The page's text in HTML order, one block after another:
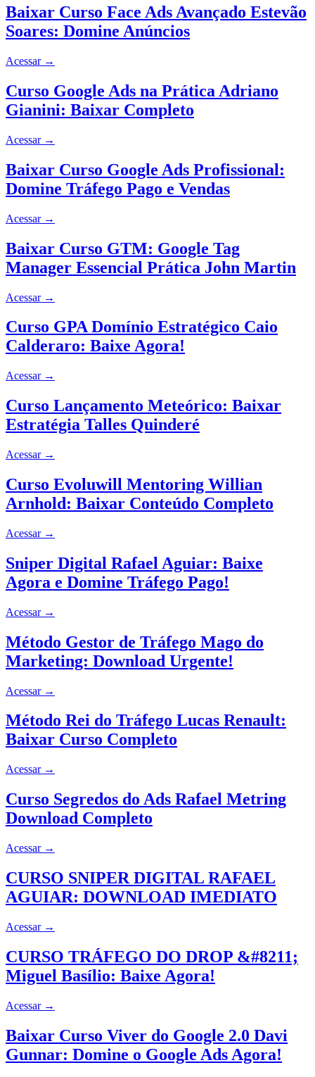
Baixar Curso Face Ads Avançado Estevão
Soares: Domine Anúncios
Acessar →
Curso Google Ads na Prática Adriano
Gianini: Baixar Completo
Acessar →
Baixar Curso Google Ads Profissional:
Domine Tráfego Pago e Vendas
Acessar →
Baixar Curso GTM: Google Tag
Manager Essencial Prática John Martin
Acessar →
Curso GPA Domínio Estratégico Caio
Calderaro: Baixe Agora!
Acessar →
Curso Lançamento Meteórico: Baixar
Estratégia Talles Quinderé
Acessar →
Curso Evoluwill Mentoring Willian
Arnhold: Baixar Conteúdo Completo
Acessar →
Sniper Digital Rafael Aguiar: Baixe
Agora e Domine Tráfego Pago!
Acessar →
Método Gestor de Tráfego Mago do
Marketing: Download Urgente!
Acessar →
Método Rei do Tráfego Lucas Renault:
Baixar Curso Completo
Acessar →
Curso Segredos do Ads Rafael Metring
Download Completo
Acessar →
CURSO SNIPER DIGITAL RAFAEL
AGUIAR: DOWNLOAD IMEDIATO
Acessar →
CURSO TRÁFEGO DO DROP &#8211;
Miguel Basílio: Baixe Agora!
Acessar →
Baixar Curso Viver do Google 2.0 Davi
Gunnar: Domine o Google Ads Agora!